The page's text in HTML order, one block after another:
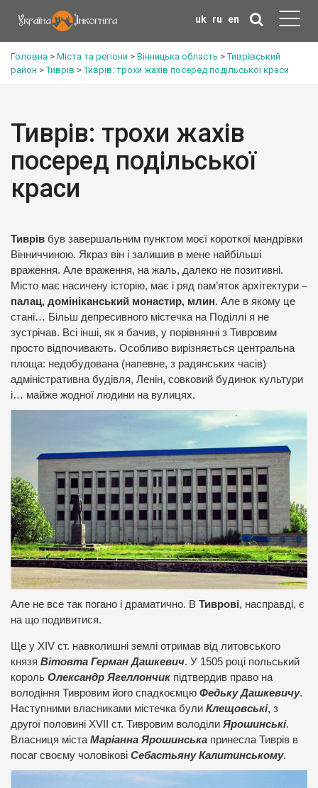
uk ru en
Головна > Міста та регіони > Вінницька область >Тиврівський
район >Тиврів >Тиврів: трохи жахів посеред подільської краси
Тиврів: трохи жахів
посеред подільської
краси
Тиврів був завершальним пунктом моєї короткої мандрівки
Вінниччиною. Якраз він і залишив в мене найбільші
враження. Але враження, на жаль, далеко не позитивні.
Місто має насичену історію, має і ряд пам’яток архітектури –
палац, домініканський монастир, млин. Але в якому це
стані… Більш депресивного містечка на Поділлі я не
зустрічав. Всі інші, як я бачив, у порівнянні з Тивровим
просто відпочивають. Особливо вирізняється центральна
площа: недобудована (напевне, з радянських часів)
адміністративна будівля, Ленін, совковий будинок культури
і… майже жодної людини на вулицях.
Але не все так погано і драматично. В Тиврові, насправді, є
на що подивитися.
Ще у XIV ст. навколишні землі отримав від литовського
князя Вітовта Герман Дашкевич. У 1505 році польський
король Олександр Ягеллончик підтвердив право на
володіння Тивровим його спадкоємцю Федьку Дашкевичу.
Наступними власниками містечка були Клещовські, з
другої половині XVII ст. Тивровим володіли Ярошинські.
Власниця міста Маріанна Ярошинська принесла Тиврів в
посаг своєму чоловікові Себастьяну Калитинському.